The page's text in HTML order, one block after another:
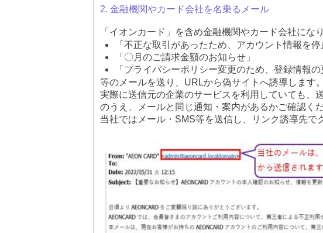
2. 金融機関やカード会社を名乗るメール
「イオンカード」を含め金融機関やカード会社にな
「不正な取引があったため、アカウント情報を停
「〇月のご請求金額のお知らせ」
「プライバシーポリシー変更のため、登録情報の
等のメールを送り、URLから偽サイトへ誘導します。
実際に送信元の企業のサービスを利用していても、
のうえ、メールと同じ通知・案内があるかご確認くだ
当社ではメール・SMS等を送信し、リンク誘導先で